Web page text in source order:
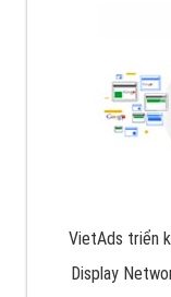
VietAds triển
Display